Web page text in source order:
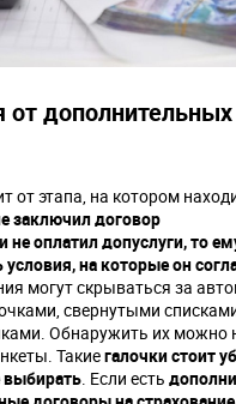
от дополнительных
от этапа, на котором
заключил договор
оплатил допуслуги, то
на которые он
могут скрываться за
свернутыми
Обнаружить их можно
Такиегалочки стоит
выбирать . Если есть